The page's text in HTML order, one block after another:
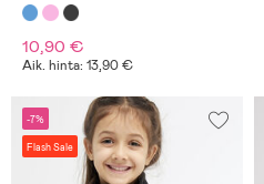
10,90 €
Aik. hinta: 13,90 €
-7%
Flash Sale